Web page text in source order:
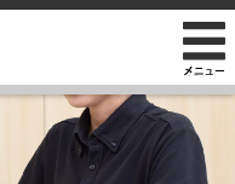
会社のこれまでとこれから
講演の依頼について
会社情報
店舗のご案内